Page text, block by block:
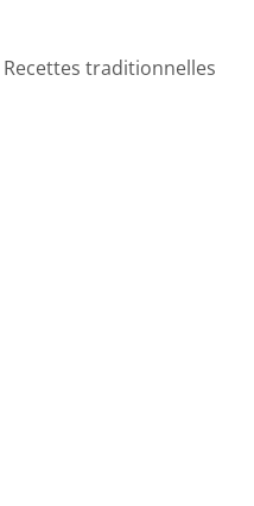
Recettes traditionnelles